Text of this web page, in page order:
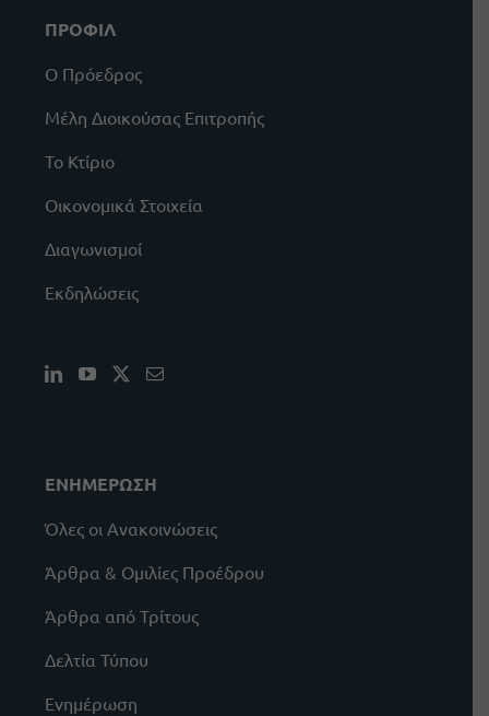
ΠΡΟΦΙΛ
Ο Πρόεδρος
Μέλη Διοικούσας Επιτροπής
Το Κτίριο
Οικονομικά Στοιχεία
Διαγωνισμοί
Εκδηλώσεις
ΕΝΗΜΕΡΩΣΗ
Όλες οι Ανακοινώσεις
Άρθρα & Ομιλίες Προέδρου
Άρθρα από Τρίτους
Δελτία Τύπου
Ενημέρωση